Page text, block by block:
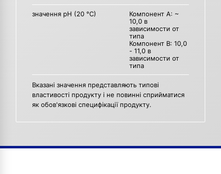
значення pH (20 °C)
Компонент A: ~
10,0 в
зависимости от
типа
Компонент B: 10,0
- 11,0 в
зависимости от
типа
Вказані значення представляють типові
властивості продукту і не повинні сприйматися
як обов'язкові специфікації продукту.